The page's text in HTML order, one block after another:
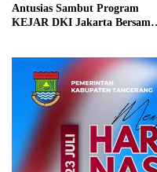
Antusias Sambut Program
KEJAR DKI Jakarta Bersama